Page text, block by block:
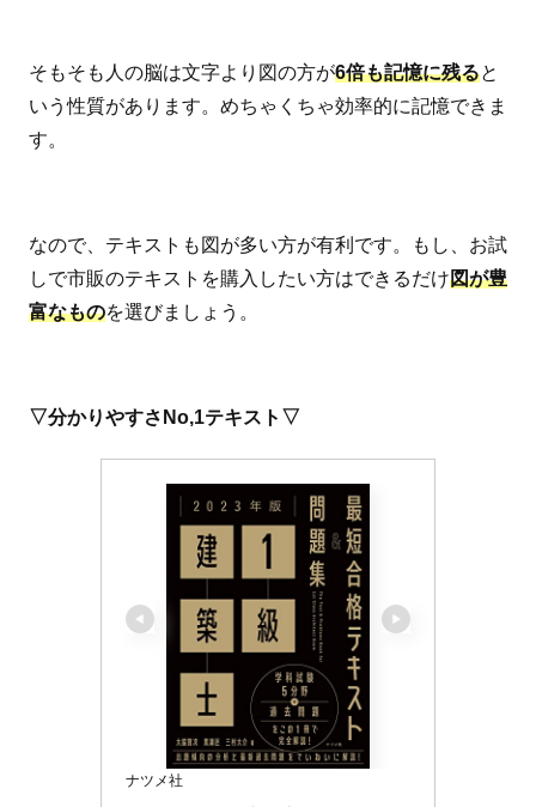
そもそも人の脳は文字より図の方が6倍も記憶に残ると
いう性質があります。めちゃくちゃ効率的に記憶できま
す。
なので、テキストも図が多い方が有利です。もし、お試
しで市販のテキストを購入したい方はできるだけ図が豊
富なものを選びましょう。
▽分かりやすさNo,1テキスト▽
ナツメ社